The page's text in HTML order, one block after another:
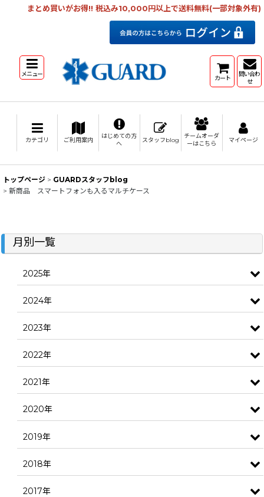
まとめ買いがお得!! 税込み10,000円以上で送料無料(一部対象外有)
メニュー カート
問い合わ
せ
カテゴリ ご利用案内
はじめての方
へ
スタッフblog
チームオーダ
ーはこちら
マイページ
トップページ > GUARDスタッフblog
> 新商品 スマートフォンも入るマルチケース
月別一覧
2025年
2024年
2023年
2022年
2021年
2020年
2019年
2018年
2017年